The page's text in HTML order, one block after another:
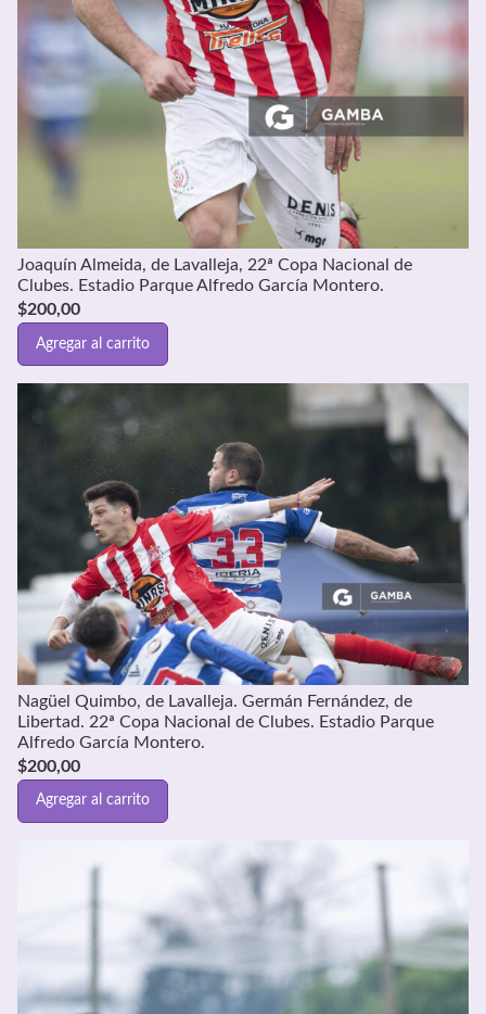
Joaquín Almeida, de Lavalleja, 22ª Copa Nacional de
Clubes. Estadio Parque Alfredo García Montero.
$200,00
Agregar al carrito
Nagüel Quimbo, de Lavalleja. Germán Fernández, de
Libertad. 22ª Copa Nacional de Clubes. Estadio Parque
Alfredo García Montero.
$200,00
Agregar al carrito